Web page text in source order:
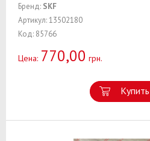
Бренд: SKF
Артикул: 13502180
Код: 85766
Цена: 770,00 грн.
Купить